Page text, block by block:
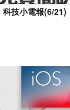
技小電報(6/21)